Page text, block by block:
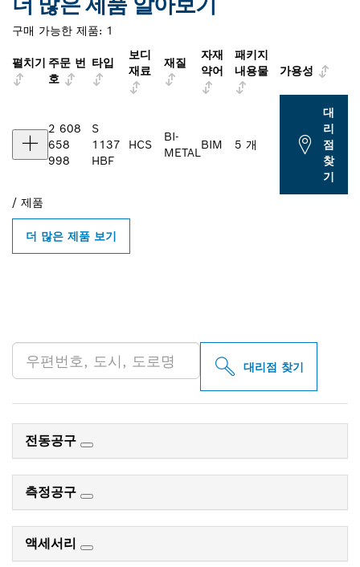
구매 가능한 제품: 1
펼치기 주문 번
호
타입
보디
재료
재질
자재
약어
패키지
내용물
가용성
2 608
658
998
S
1137
HBF
HCS
BI-
METAL
BIM 5 개
대
리
점
찾
기
/ 제품
더 많은 제품 보기
대리점 찾기
전동공구
측정공구
액세서리